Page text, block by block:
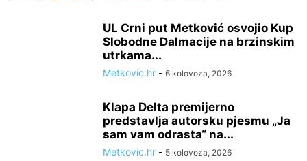
UL Crni put Metković osvojio Kup
Slobodne Dalmacije na brzinskim
utrkama...
Metkovic.hr - 6 kolovoza, 2026
Klapa Delta premijerno
predstavlja autorsku pjesmu „Ja
sam vam odrasta“ na...
Metkovic.hr - 5 kolovoza, 2026